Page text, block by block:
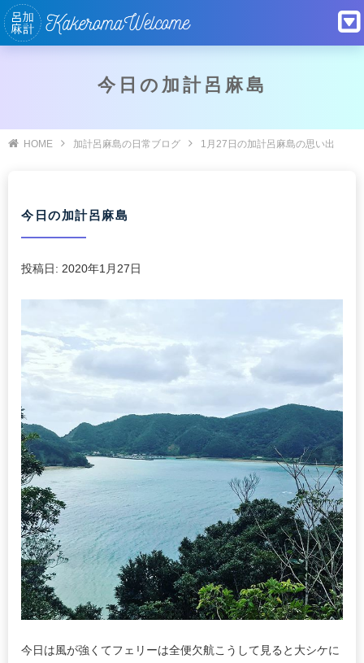
今日の加計呂麻島
HOME 加計呂麻島の日常ブログ 1月27日の加計呂麻島の思い出
今日の加計呂麻島
投稿日: 2020年1月27日
今日は風が強くてフェリーは全便欠航こうして見ると大シケに